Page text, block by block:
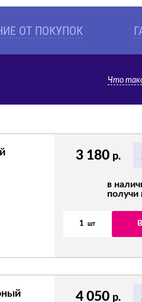
ОТ ПОКУПОК
Что
3 180 р.
в
получи
1 шт
4 050 р.